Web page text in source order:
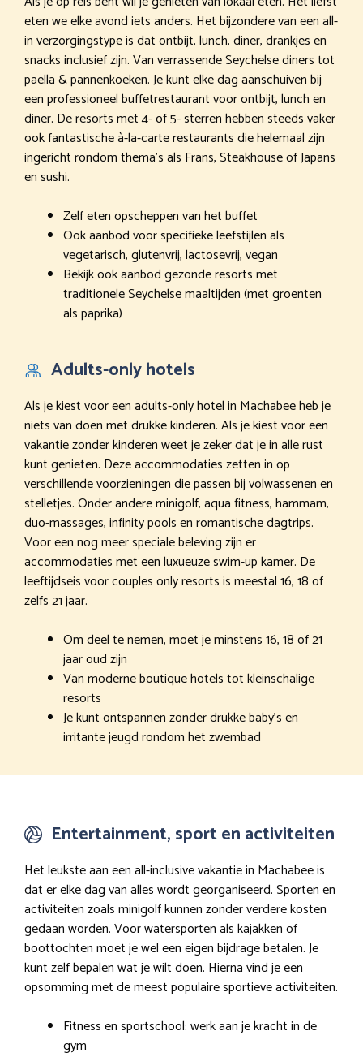
eten we elke avond iets anders. Het bijzondere van een all-
in verzorgingstype is dat ontbijt, lunch, diner, drankjes en
snacks inclusief zijn. Van verrassende Seychelse diners tot
paella & pannenkoeken. Je kunt elke dag aanschuiven bij
een professioneel buffetrestaurant voor ontbijt, lunch en
diner. De resorts met 4- of 5- sterren hebben steeds vaker
ook fantastische à-la-carte restaurants die helemaal zijn
ingericht rondom thema’s als Frans, Steakhouse of Japans
en sushi.
Zelf eten opscheppen van het buffet
Ook aanbod voor specifieke leefstijlen als
vegetarisch, glutenvrij, lactosevrij, vegan
Bekijk ook aanbod gezonde resorts met
traditionele Seychelse maaltijden (met groenten
als paprika)
Adults-only hotels
Als je kiest voor een adults-only hotel in Machabee heb je
niets van doen met drukke kinderen. Als je kiest voor een
vakantie zonder kinderen weet je zeker dat je in alle rust
kunt genieten. Deze accommodaties zetten in op
verschillende voorzieningen die passen bij volwassenen en
stelletjes. Onder andere minigolf, aqua fitness, hammam,
duo-massages, infinity pools en romantische dagtrips.
Voor een nog meer speciale beleving zijn er
accommodaties met een luxueuze swim-up kamer. De
leeftijdseis voor couples only resorts is meestal 16, 18 of
zelfs 21 jaar.
Om deel te nemen, moet je minstens 16, 18 of 21
jaar oud zijn
Van moderne boutique hotels tot kleinschalige
resorts
Je kunt ontspannen zonder drukke baby’s en
irritante jeugd rondom het zwembad
Entertainment, sport en activiteiten
Het leukste aan een all-inclusive vakantie in Machabee is
dat er elke dag van alles wordt georganiseerd. Sporten en
activiteiten zoals minigolf kunnen zonder verdere kosten
gedaan worden. Voor watersporten als kajakken of
boottochten moet je wel een eigen bijdrage betalen. Je
kunt zelf bepalen wat je wilt doen. Hierna vind je een
opsomming met de meest populaire sportieve activiteiten.
Fitness en sportschool: werk aan je kracht in de
gym